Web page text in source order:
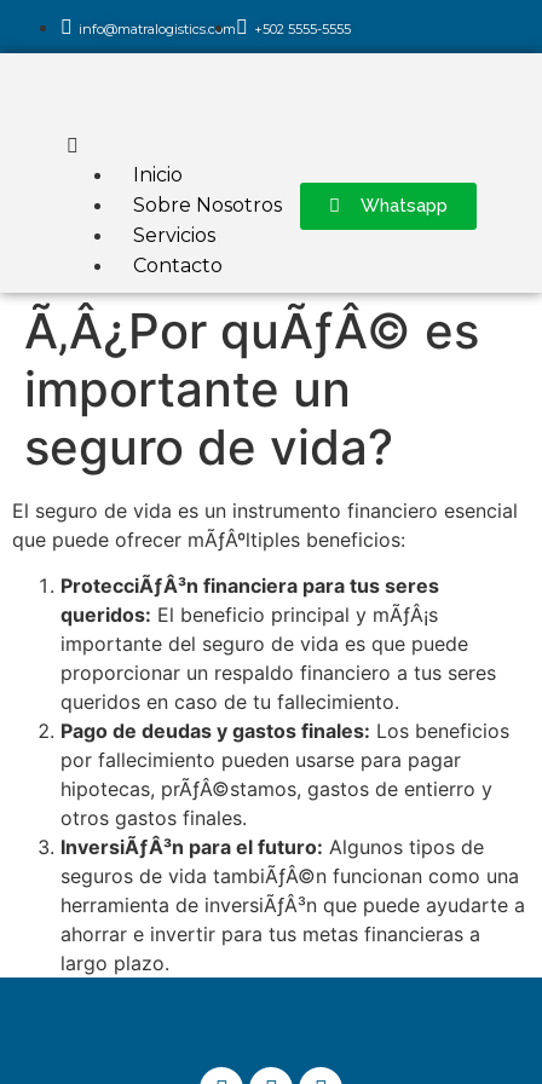
info@matralogistics.com +502 5555-5555
Inicio
Sobre Nosotros
Servicios
Contacto
Whatsapp
Ã‚Â¿Por quÃƒÂ© es
importante un
seguro de vida?
El seguro de vida es un instrumento financiero esencial
que puede ofrecer mÃƒÂºltiples beneficios:
ProtecciÃƒÂ³n financiera para tus seres
queridos: El beneficio principal y mÃƒÂ¡s
importante del seguro de vida es que puede
proporcionar un respaldo financiero a tus seres
queridos en caso de tu fallecimiento.
Pago de deudas y gastos finales: Los beneficios
por fallecimiento pueden usarse para pagar
hipotecas, prÃƒÂ©stamos, gastos de entierro y
otros gastos finales.
InversiÃƒÂ³n para el futuro: Algunos tipos de
seguros de vida tambiÃƒÂ©n funcionan como una
herramienta de inversiÃƒÂ³n que puede ayudarte a
ahorrar e invertir para tus metas financieras a
largo plazo.